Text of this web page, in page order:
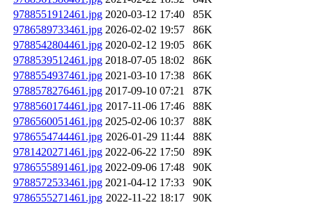
9788551912461.jpg 2020-03-12 17:40
85K
9786589733461.jpg 2026-02-02 19:57
86K
9788542804461.jpg 2020-02-12 19:05
86K
9788539512461.jpg 2018-07-05 18:02
86K
9788554937461.jpg 2021-03-10 17:38
86K
9788578276461.jpg 2017-09-10 07:21
87K
9788560174461.jpg 2017-11-06 17:46
88K
9786560051461.jpg 2025-02-06 10:37
88K
9786554744461.jpg 2026-01-29 11:44
88K
9781420271461.jpg 2022-06-22 17:50
89K
9786555891461.jpg 2022-09-06 17:48
90K
9788572533461.jpg 2021-04-12 17:33
90K
9786555271461.jpg 2022-11-22 18:17
90K